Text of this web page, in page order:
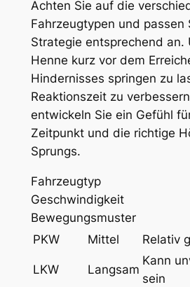
Achten Sie auf die
Fahrzeugtypen und passen
Strategie entsprechend an.
Henne kurz vor dem
Hindernisses springen zu
Reaktionszeit zu
entwickeln Sie ein Gefühl
Zeitpunkt und die richtige
Sprungs.
Fahrzeugtyp
Geschwindigkeit
Bewegungsmuster
PKW
Mittel Relativ
LKW Langsam
Kann
sein